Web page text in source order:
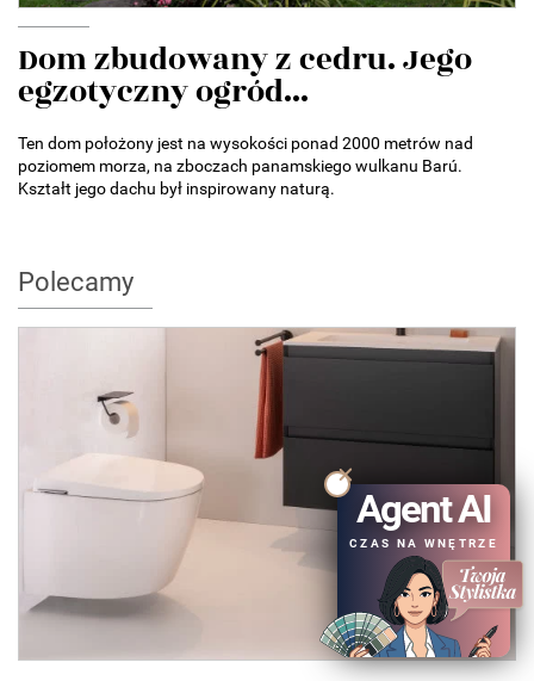
Dom zbudowany z cedru. Jego
egzotyczny ogród...
Ten dom położony jest na wysokości ponad 2000 metrów nad
poziomem morza, na zboczach panamskiego wulkanu Barú.
Kształt jego dachu był inspirowany naturą.
Polecamy
Agent AI
CZAS NA WNĘTRZE